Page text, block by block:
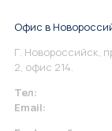
Офис в
Г. Новороссийск,
2, офис 214.
Тел:
Email: